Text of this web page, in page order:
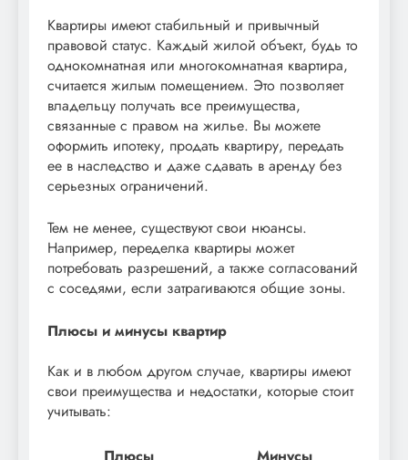
Квартиры имеют стабильный и привычный
правовой статус. Каждый жилой объект, будь то
однокомнатная или многокомнатная квартира,
считается жилым помещением. Это позволяет
владельцу получать все преимущества,
связанные с правом на жилье. Вы можете
оформить ипотеку, продать квартиру, передать
ее в наследство и даже сдавать в аренду без
серьезных ограничений.
Тем не менее, существуют свои нюансы.
Например, переделка квартиры может
потребовать разрешений, а также согласований
с соседями, если затрагиваются общие зоны.
Плюсы и минусы квартир
Как и в любом другом случае, квартиры имеют
свои преимущества и недостатки, которые стоит
учитывать:
Плюсы
Минусы